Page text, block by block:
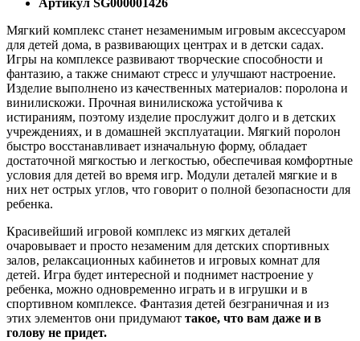
Артикул SG000001426
Мягкий комплекс станет незаменимым игровым аксессуаром
для детей дома, в развивающих центрах и в детски садах.
Игры на комплексе развивают творческие способности и
фантазию, а также снимают стресс и улучшают настроение.
Изделие выполнено из качественных материалов: поролона и
винилискожи. Прочная винилискожа устойчива к
истираниям, поэтому изделие прослужит долго и в детских
учреждениях, и в домашней эксплуатации. Мягкий поролон
быстро восстанавливает изначальную форму, обладает
достаточной мягкостью и легкостью, обеспечивая комфортные
условия для детей во время игр. Модули деталей мягкие и в
них нет острых углов, что говорит о полной безопасности для
ребенка.
Красивейший игровой комплекс из мягких деталей
очаровывает и просто незаменим для детских спортивных
залов, релаксационных кабинетов и игровых комнат для
детей. Игра будет интересной и поднимет настроение у
ребенка, можно одновременно играть и в игрушки и в
спортивном комплексе. Фантазия детей безграничная и из
этих элементов они придумают такое, что вам даже и в
голову не придет.